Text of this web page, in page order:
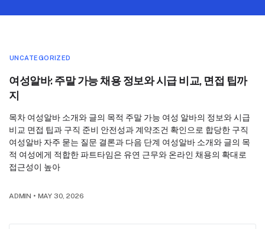
UNCATEGORIZED
여성알바: 주말 가능 채용 정보와 시급 비교, 면접 팁까
지
목차 여성알바 소개와 글의 목적 주말 가능 여성 알바의 정보와 시급
비교 면접 팁과 구직 준비 안전성과 계약조건 확인으로 합당한 구직
여성알바 자주 묻는 질문 결론과 다음 단계 여성알바 소개와 글의 목
적 여성에게 적합한 파트타임은 유연 근무와 온라인 채용의 확대로
접근성이 높아
ADMIN • MAY 30, 2026